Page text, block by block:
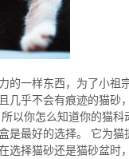
的一样东西，为了小
几乎不会有痕迹的猫砂
以你怎么知道你的猫
是最好的选择。 它为
选择猫砂还是猫砂盆